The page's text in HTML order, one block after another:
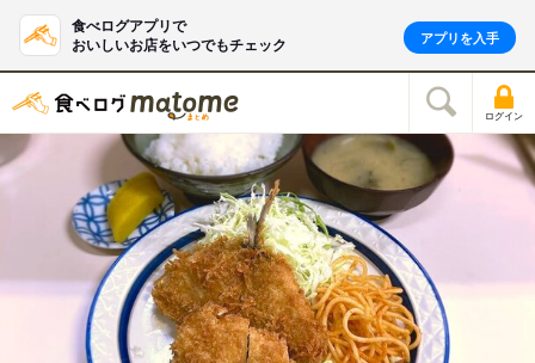
食べログアプリで
おいしいお店をいつでもチェック
アプリを入手
ログイン